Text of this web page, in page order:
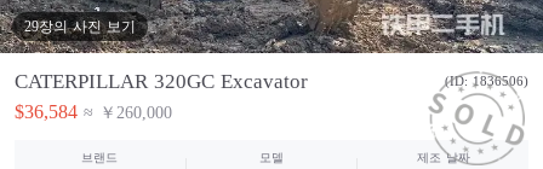
29장의 사진 보기
CATERPILLAR 320GC Excavator (ID: 1836506)
$36,584 ≈ ￥260,000
브랜드 모델 제조 날짜